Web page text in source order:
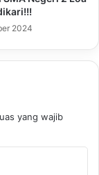
2024
yang wajib